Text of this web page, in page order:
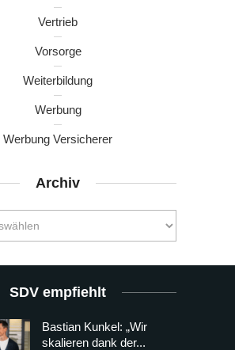
Vertrieb
Vorsorge
Weiterbildung
Werbung
Werbung Versicherer
Archiv
SDV empfiehlt
Bastian Kunkel: „Wir
skalieren dank der...